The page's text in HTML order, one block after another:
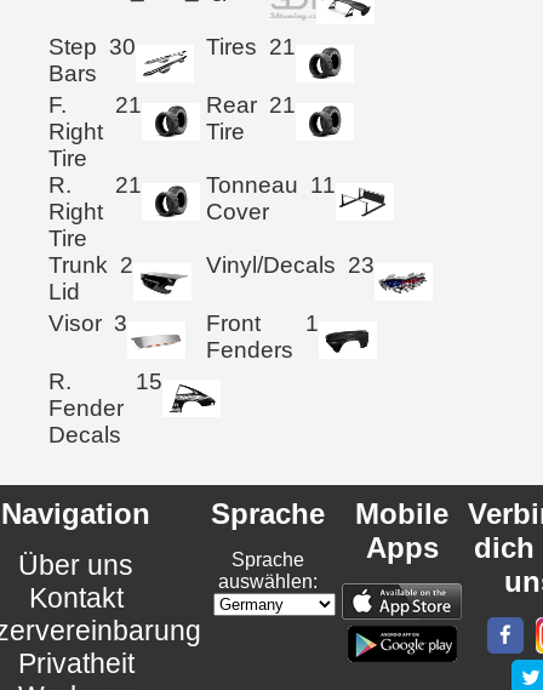
Step
Bars
30 Tires 21
F.
Right
Tire
21
Rear
Tire
21
R.
Right
Tire
21
Tonneau
Cover
11
Trunk
Lid
2 Vinyl/Decals 23
Visor 3
Front
Fenders
1
R.
Fender
Decals
15
Navigation
Über uns
Kontakt
Privatheit
Sprache
Sprache
auswählen:
Mobile
Apps
dich